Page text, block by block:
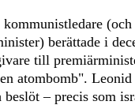
berättade i
till
atombomb".
– precis som